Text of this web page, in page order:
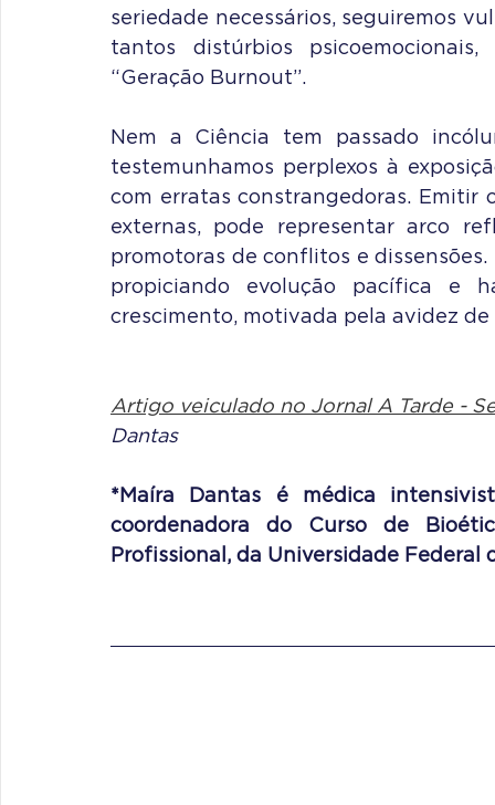
seriedade necessários, seguiremos
tantos distúrbios
“Geração Burnout”.
Nem a Ciência tem passado
testemunhamos perplexos à
com erratas constrangedoras. Emitir
externas, pode representar arco
promotoras de conflitos e
propiciando evolução pacífica e
crescimento, motivada pela avidez
Artigo veiculado no Jornal A Tarde -
Dantas
*Maíra Dantas é médica
coordenadora do Curso de
Profissional, da Universidade Federal